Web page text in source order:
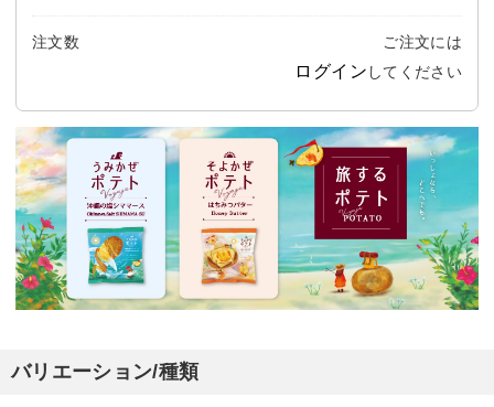
注文数 ご注文には
ログイン してください
バリエーション/種類